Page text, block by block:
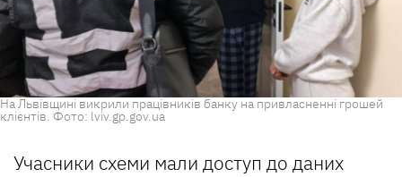
На Львівщині викрили працівників банку на привласненні грошей
клієнтів. Фото: lviv.gp.gov.ua
Учасники схеми мали доступ до даних